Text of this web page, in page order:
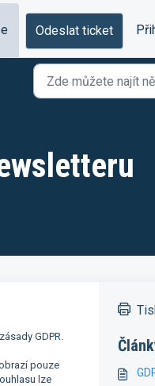
Odeslat ticket
GDPR.
pouze
lze